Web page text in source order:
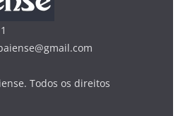
Todos os direitos